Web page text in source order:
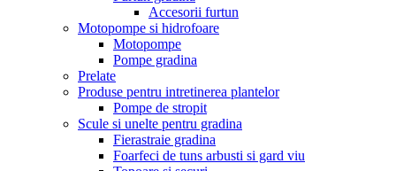
Accesorii furtun
Motopompe si hidrofoare
Motopompe
Pompe gradina
Prelate
Produse pentru intretinerea plantelor
Pompe de stropit
Scule si unelte pentru gradina
Fierastraie gradina
Foarfeci de tuns arbusti si gard viu